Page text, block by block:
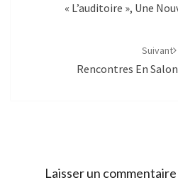
« L’auditoire », Une
Suivant
Rencontres En
Laisser un commentaire